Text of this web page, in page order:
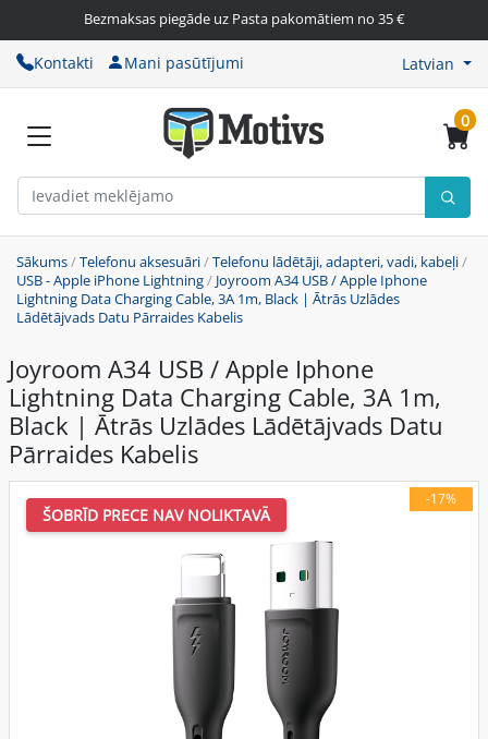
Bezmaksas piegāde uz Pasta pakomātiem no 35 €
Kontakti Mani pasūtījumi Latvian
0
Sākums/Telefonu aksesuāri/Telefonu lādētāji, adapteri, vadi, kabeļi/
USB - Apple iPhone Lightning/ Joyroom A34 USB / Apple Iphone
Lightning Data Charging Cable, 3A 1m, Black | Ātrās Uzlādes
Lādētājvads Datu Pārraides Kabelis
Joyroom A34 USB / Apple Iphone
Lightning Data Charging Cable, 3A 1m,
Black | Ātrās Uzlādes Lādētājvads Datu
Pārraides Kabelis
-17%
ŠOBRĪD PRECE NAV NOLIKTAVĀ